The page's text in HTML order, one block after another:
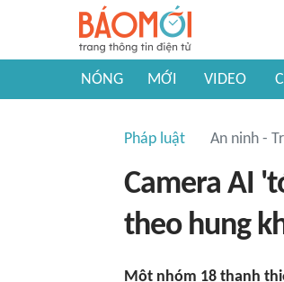
NÓNG MỚI VIDEO
Pháp luật An ninh -
Camera AI
theo hung
Một nhóm 18 thanh